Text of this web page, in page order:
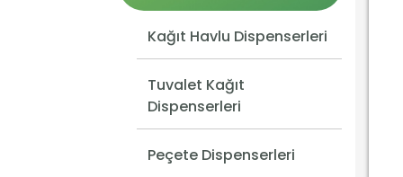
Kağıt Havlu Dispenserleri
Tuvalet Kağıt
Dispenserleri
Peçete Dispenserleri